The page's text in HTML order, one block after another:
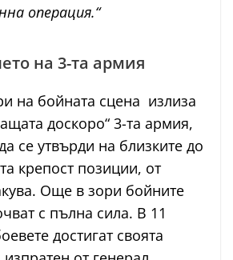
операция.“
на 3-та армия
на бойната сцена излиза
доскоро“ 3-та армия,
се утвърди на близките до
крепост позиции, от
Още в зори бойните
с пълна сила. В 11
достигат своята